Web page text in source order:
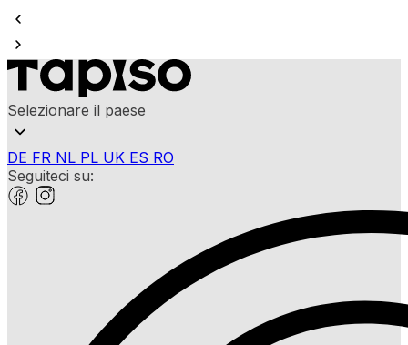
Selezionare il paese
DE FR NL PL UK ES RO
Seguiteci su: